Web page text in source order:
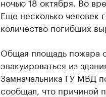
Еще несколько человек
количество погибших
Общая площадь пожара
эвакуироваться из
Замначальника ГУ МВД
сообщал, что причиной